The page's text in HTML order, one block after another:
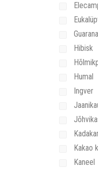
Guarana
Hibisk
Humal
Ingver
Kakao
Kaneel